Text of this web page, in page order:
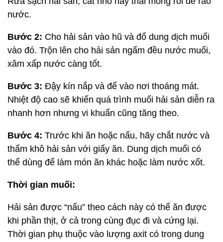
nước.
Bước 2: Cho hải sản vào hũ và đổ dung dịch muối
vào đó. Trộn lên cho hải sản ngấm đều nước muối,
xâm xấp nước càng tốt.
Bước 3: Đậy kín nắp và để vào nơi thoáng mát.
Nhiệt độ cao sẽ khiến quá trình muối hải sản diễn ra
nhanh hơn nhưng vi khuẩn cũng tăng theo.
Bước 4: Trước khi ăn hoặc nấu, hãy chắt nước và
thấm khô hải sản với giấy ăn. Dung dịch muối có
thể dùng để làm món ăn khác hoặc làm nước xốt.
Thời gian muối:
Hải sản được “nấu” theo cách này có thể ăn được
khi phần thịt, ở cả trong cùng đục đi và cứng lại.
Thời gian phụ thuộc vào lượng axit có trong dung